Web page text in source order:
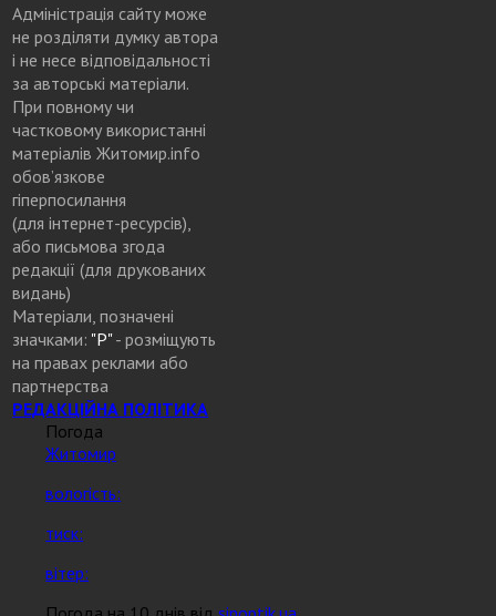
Адміністрація сайту може
не розділяти думку автора
і не несе відповідальності
за авторські матеріали.
При повному чи
частковому використанні
матеріалів Житомир.info
обов’язкове
гіперпосилання
(для інтернет-ресурсів),
або письмова згода
редакції (для друкованих
видань)
Матеріали, позначені
значками: "Р"- розміщують
на правах реклами або
партнерства
РЕДАКЦІЙНА ПОЛІТИКА
Погода
Житомир
вологість:
тиск:
вітер: